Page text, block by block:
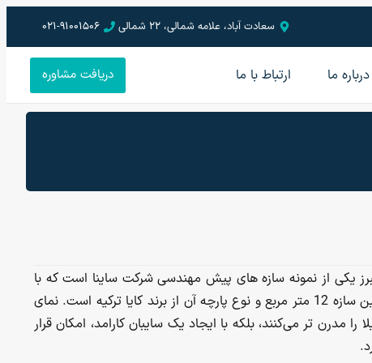
سعادت آباد، علامه شمالی، 22 شمالی 021-91001506
درباره ما ارتباط با ما دریافت مشاوره
یکی از نمونه سازه های پیش مهندسی شرکت ساینا است که با
فرم کایت برای کارفرما گرامی اجرا شد. مساحت کل این سازه 12 متر مربع و نوع پارچه آن از برند کایا ترکیه است. نمای
مدرن تر می‌کنند، بلکه با ایجاد یک سایبان کارامد، امکان قرار